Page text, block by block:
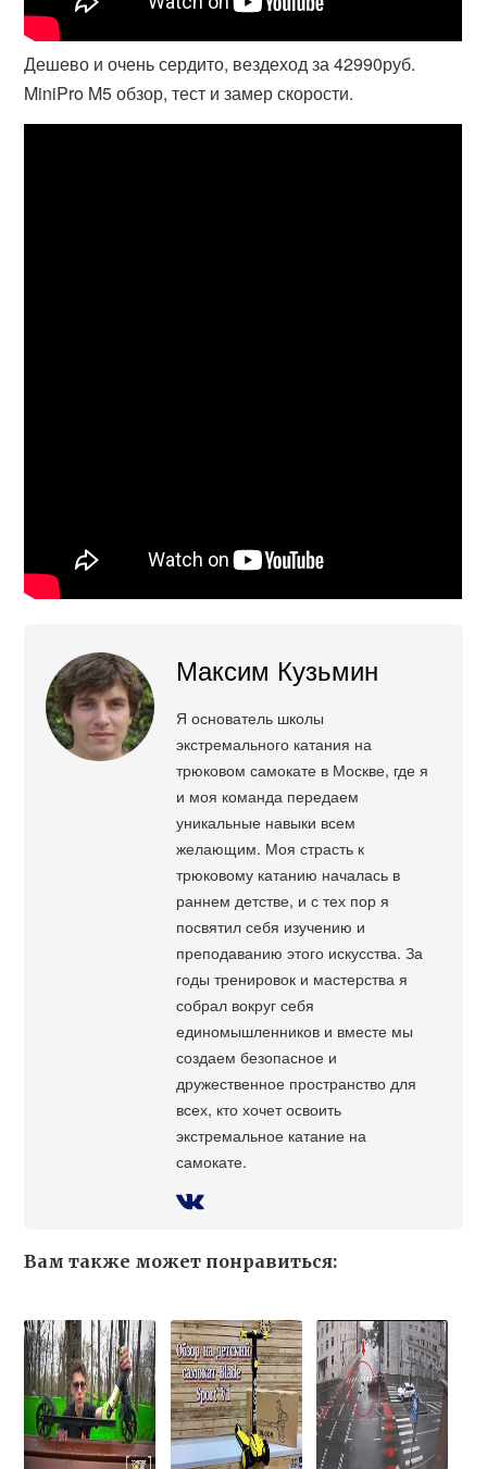
Дешево и очень сердито, вездеход за 42990руб.
MiniPro M5 обзор, тест и замер скорости.
Максим Кузьмин
Я основатель школы
экстремального катания на
трюковом самокате в Москве, где я
и моя команда передаем
уникальные навыки всем
желающим. Моя страсть к
трюковому катанию началась в
раннем детстве, и с тех пор я
посвятил себя изучению и
преподаванию этого искусства. За
годы тренировок и мастерства я
собрал вокруг себя
единомышленников и вместе мы
создаем безопасное и
дружественное пространство для
всех, кто хочет освоить
экстремальное катание на
самокате.
Вам также может понравиться: